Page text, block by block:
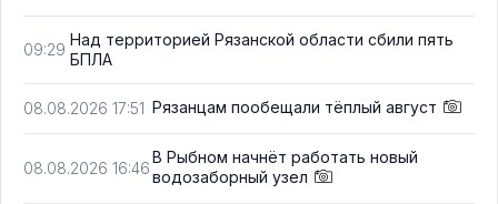
09:29
Над территорией Рязанской области сбили пять
БПЛА
08.08.2026 17:51 Рязанцам пообещали тёплый август
08.08.2026 16:46
В Рыбном начнёт работать новый
водозаборный узел